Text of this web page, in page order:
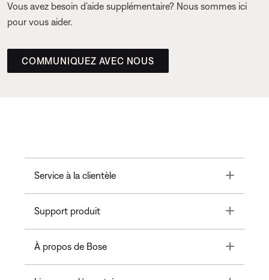
Vous avez besoin d’aide supplémentaire? Nous sommes ici
pour vous aider.
COMMUNIQUEZ AVEC NOUS
Service à la clientèle Toggle
Support produit Toggle
À propos de Bose Toggle